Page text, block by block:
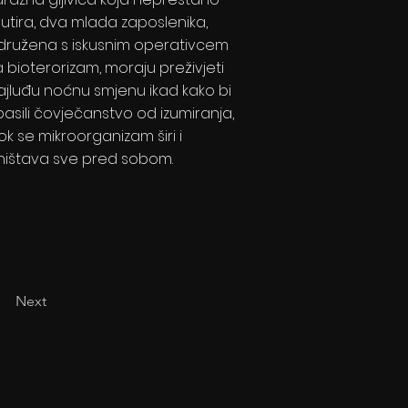
dva mlada zaposlenika,
s iskusnim operativcem
bioterorizam, moraju preživjeti
noćnu smjenu ikad kako bi
čovječanstvo od izumiranja,
se mikroorganizam širi i
sve pred sobom.
Next